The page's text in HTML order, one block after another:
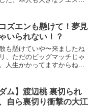
るも.あまりに急なため回答
ド。しか...
ズエンも懸けて！夢見
いられない！？
も懸けていや〜来ましたね
、ただのビッグマッチじゃ
人生かかってますからね。
込む！？情緒どうなってん
ターダム...
ム】渡辺桃 裏切られ
自ら裏切り衝撃の大江